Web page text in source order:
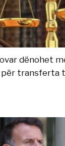
dënohet
transferta